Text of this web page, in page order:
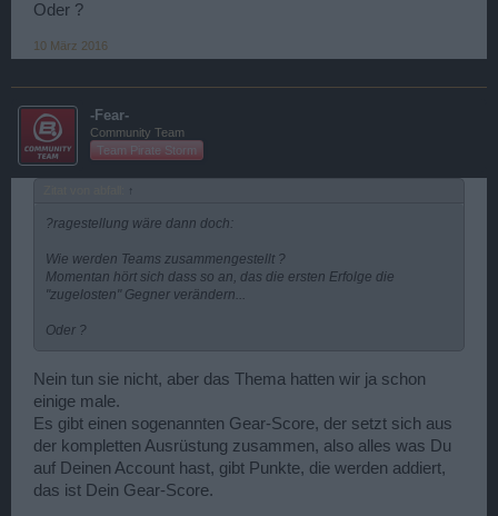
Oder ?
10 März 2016
-Fear-
Community Team
Team Pirate Storm
↑
?ragestellung wäre dann doch:
Wie werden Teams zusammengestellt ?
Momentan hört sich dass so an, das die ersten Erfolge die
"zugelosten" Gegner verändern...
Oder ?
Nein tun sie nicht, aber das Thema hatten wir ja schon
einige male.
Es gibt einen sogenannten Gear-Score, der setzt sich aus
der kompletten Ausrüstung zusammen, also alles was Du
auf Deinen Account hast, gibt Punkte, die werden addiert,
das ist Dein Gear-Score.